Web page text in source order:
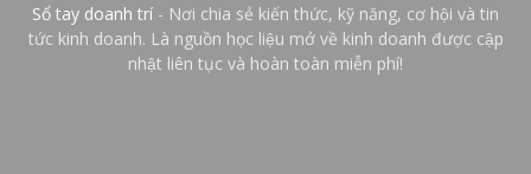
Sổ tay doanh trí - Nơi chia sẻ kiến thức, kỹ năng, cơ hội và tin
tức kinh doanh. Là nguồn học liệu mở về kinh doanh được cập
nhật liên tục và hoàn toàn miễn phí!